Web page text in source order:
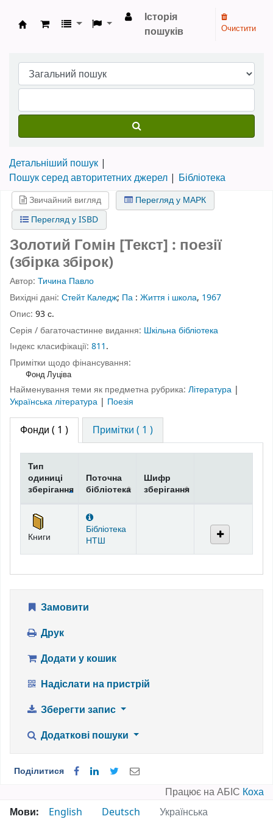
Бібліотека НТШ › Електронний каталог
Історія
пошуків
Очистити
Детальніший пошук
Пошук серед авторитетних джерел
Бібліотека
Звичайний вигляд
Перегляд у МАРК
Перегляд у ISBD
Золотий Гомін [Текст] : поезії
(збірка збірок)
Автор: Тичина Павло
Вихідні дані: Стейт Каледж; Па : Життя і школа, 1967
Опис: 93 с.
Серія / багаточастинне видання: Шкільна бібліотека
Індекс класифікації: 811.
Примітки щодо фінансування:
Фонд Луціва
Найменування теми як предметна рубрика: Література |
Українська література | Поезія
Фонди ( 1 ) Примітки ( 1 )
Фонди
Тип
одиниці
зберігання
Поточна
бібліотека
Шифр
зберігання
Книги
Бібліотека
НТШ
Замовити
Друк
Додати у кошик
Надіслати на пристрій
Зберегти запис
Додаткові пошуки
Поділитися
Працює на АБІС Коха
Мови:
English Deutsch Українська